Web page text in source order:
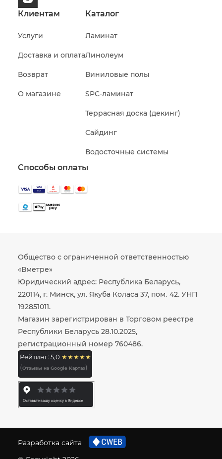
Клиентам
Услуги
Доставка и оплата
Возврат
О магазине
Каталог
Ламинат
Линолеум
Виниловые полы
SPC-ламинат
Террасная доска (декинг)
Сайдинг
Водосточные системы
Способы оплаты
Общество с ограниченной ответственностью
«Вметре»
Юридический адрес: Республика Беларусь,
220114, г. Минск, ул. Якуба Коласа 37, пом. 42. УНП
192851011.
Магазин зарегистрирован в Торговом реестре
Республики Беларусь 28.10.2025,
регистрационный номер 760486.
Рейтинг: 5,0 ★★★★★
(Отзывы на Google Картах)
Разработка сайта